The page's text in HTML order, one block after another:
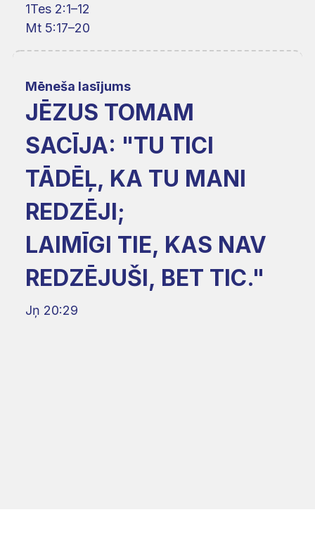
1Tes 2:1–12
Mt 5:17–20
Mēneša lasījums
JĒZUS TOMAM
SACĪJA: "TU TICI
TĀDĒĻ, KA TU MANI
REDZĒJI;
LAIMĪGI TIE, KAS NAV
REDZĒJUŠI, BET TIC."
Jņ 20:29